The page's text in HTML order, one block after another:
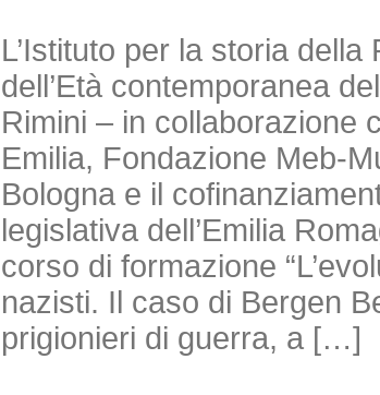
L’Istituto per la storia della
dell’Età contemporanea
Rimini – in collaborazione
Emilia, Fondazione Meb-
Bologna e il
legislativa dell’Emilia
corso di formazione
nazisti. Il caso di Bergen
prigionieri di guerra, a […]